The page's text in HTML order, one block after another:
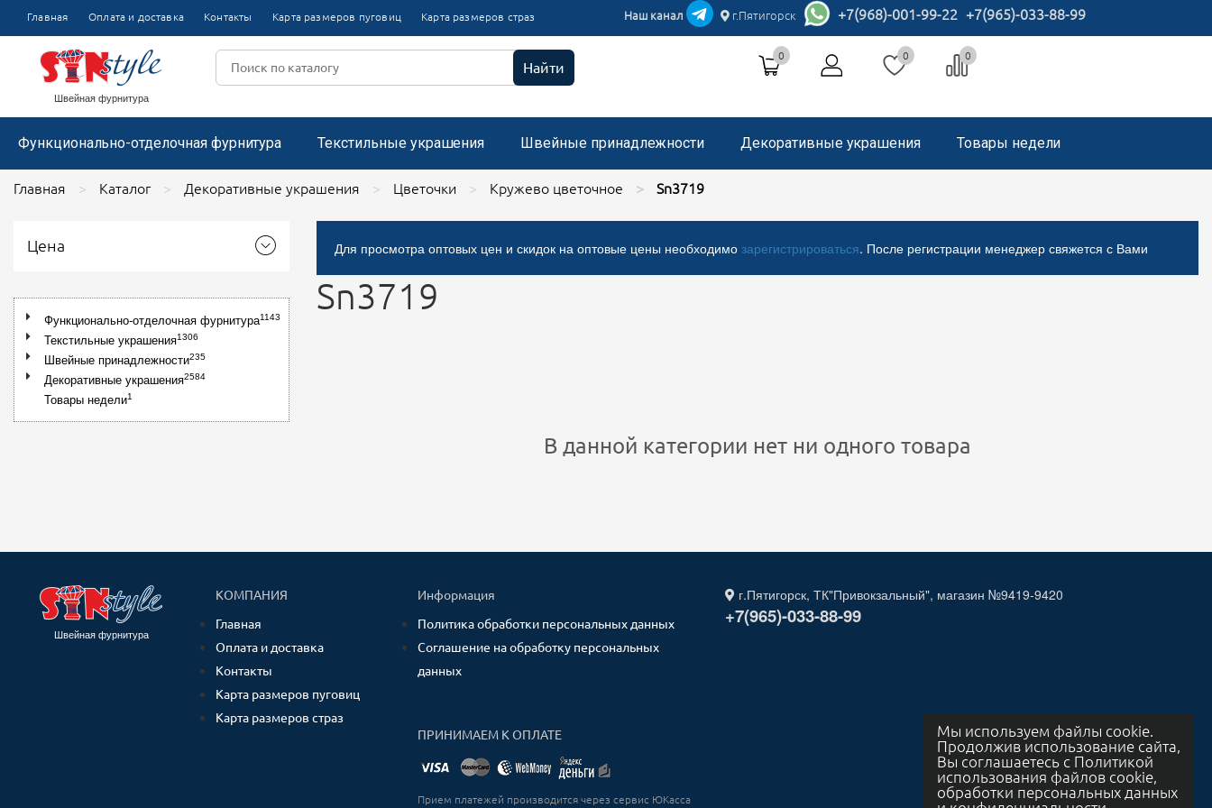
Мы используем файлы cookie.
Продолжив использование сайта,
Вы соглашаетесь с Политикой
использования файлов cookie,
обработки персональных данных
Главная Оплата и доставка Контакты Карта размеров пуговиц Карта размеров страз Наш канал г.Пятигорск +7(968)-001-99-22 +7(965)-033-88-99
Швейная фурнитура
Найти
0 0 0
Функционально-отделочная фурнитура
Пряжки
Пряжки пластиковые
Пряжки металлические со стразами
Текстильные украшения
Тесьма отделочная вязаная
Швейные принадлежности
Размерники
Декоративные украшения
Цветочки пластиковые
Цветочки из капроновой ленты
Цветочки декоративные
Кружево цветочное
Аппликации пришивные с микробисером
Броши со стразами, застежка "булавка"
Товары недели
Главная Каталог Декоративные украшения Цветочки Кружево цветочное Sn3719
Цена
Функционально-отделочная фурнитура1143
Текстильные украшения1306
Швейные принадлежности235
Декоративные украшения2584
Товары недели1
Для просмотра оптовых цен и скидок на оптовые цены необходимо зарегистрироваться. После регистрации менеджер свяжется с Вами
Sn3719
В данной категории нет ни одного товара
Швейная фурнитура
КОМПАНИЯ
Главная
Оплата и доставка
Контакты
Карта размеров пуговиц
Карта размеров страз
Информация
Политика обработки персональных данных
Соглашение на обработку персональных
данных
ПРИНИМАЕМ К ОПЛАТЕ
Прием платежей производится через сервис ЮКасса
г.Пятигорск, ТК"Привокзальный", магазин №9419-9420
+7(965)-033-88-99